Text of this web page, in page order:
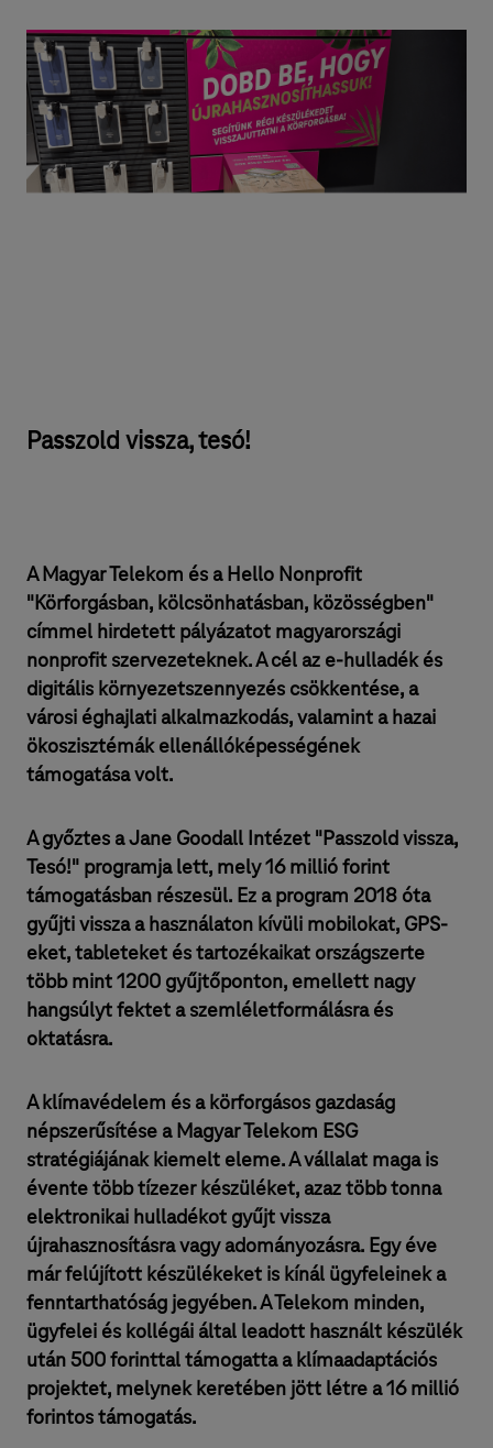
Passzold vissza, tesó!
A Magyar Telekom és a Hello Nonprofit
"Körforgásban, kölcsönhatásban, közösségben"
címmel hirdetett pályázatot magyarországi
nonprofit szervezeteknek. A cél az e-hulladék és
digitális környezetszennyezés csökkentése, a
városi éghajlati alkalmazkodás, valamint a hazai
ökoszisztémák ellenállóképességének
támogatása volt.
A győztes a Jane Goodall Intézet "Passzold vissza,
Tesó!" programja lett, mely 16 millió forint
támogatásban részesül. Ez a program 2018 óta
gyűjti vissza a használaton kívüli mobilokat, GPS-
eket, tableteket és tartozékaikat országszerte
több mint 1200 gyűjtőponton, emellett nagy
hangsúlyt fektet a szemléletformálásra és
oktatásra.
A klímavédelem és a körforgásos gazdaság
népszerűsítése a Magyar Telekom ESG
stratégiájának kiemelt eleme. A vállalat maga is
évente több tízezer készüléket, azaz több tonna
elektronikai hulladékot gyűjt vissza
újrahasznosításra vagy adományozásra. Egy éve
már felújított készülékeket is kínál ügyfeleinek a
fenntarthatóság jegyében. A Telekom minden,
ügyfelei és kollégái által leadott használt készülék
után 500 forinttal támogatta a klímaadaptációs
projektet, melynek keretében jött létre a 16 millió
forintos támogatás.